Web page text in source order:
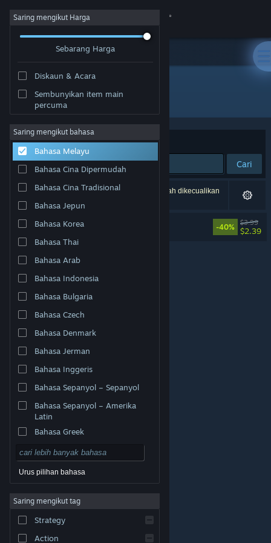
Sign in
Tentang
Sokongan
Ubah bahasa
Dapatkan Steam Mobile App
Lihat laman web desktop
© Valve Corporation. Hak cipta terpelihara. Semua
tanda dagangan ialah hak milik pemilik masing-masing
Perundangan|Accessibility
Steam| Bayaran balik
Saring mengikut Harga
Sebarang Harga
Diskaun & Acara
Sembunyikan item main
percuma
Saring mengikut bahasa
Bahasa Melayu
Bahasa Cina Dipermudah
Bahasa Cina Tradisional
Bahasa Jepun
Bahasa Korea
Bahasa Thai
Bahasa Arab
Bahasa Indonesia
Bahasa Bulgaria
Bahasa Czech
Bahasa Denmark
Bahasa Jerman
Bahasa Inggeris
Bahasa Sepanyol – Sepanyol
Bahasa Sepanyol – Amerika
Latin
Bahasa Greek
Urus pilihan bahasa
Saring mengikut tag
Strategy
Action
Pembangun: Francis Coulombe
Susun mengikut Perkaitan
Cari
1 hasil sepadan dengan carian anda. 1 tajuk telah dikecualikan
berdasarkan pilihan anda.
Look Outside Soundtrack
-40%
$3.99
$2.39